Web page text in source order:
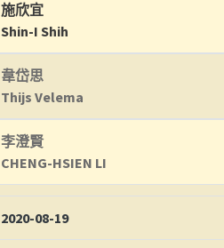
施欣宜
Shin-I Shih
韋岱思
Thijs Velema
李澄賢
CHENG-HSIEN LI
2020-08-19